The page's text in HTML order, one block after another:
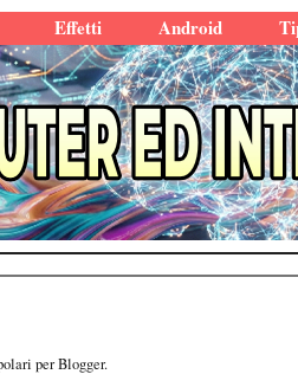
Effetti Android
per Blogger.